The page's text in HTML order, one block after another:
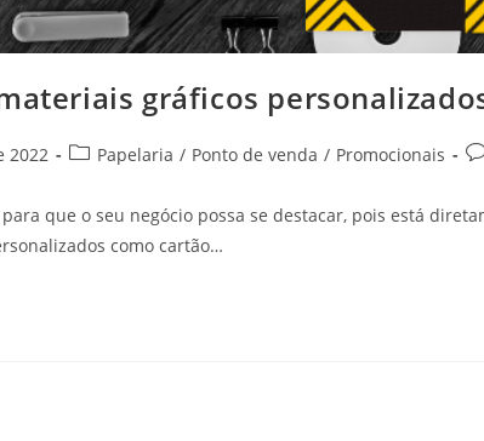
gráficos
2022 Papelaria / Ponto de venda / Promocionais
que o seu negócio possa se destacar, pois está
como cartão…